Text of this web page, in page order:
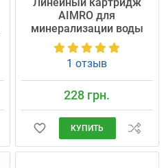
AIMRO для
минерализации воды
1 отзыв
228 грн.
КУПИТЬ